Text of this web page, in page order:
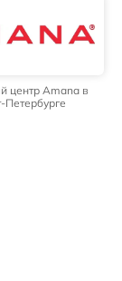
центр Amana в
Петербурге